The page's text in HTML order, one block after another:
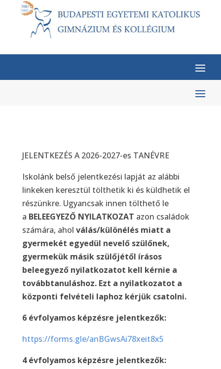
JELENTKEZÉS A 2026-2027-es TANÉVRE
Iskolánk belső jelentkezési lapját az alábbi
linkeken keresztül tölthetik ki és küldhetik el
részünkre. Ugyancsak innen tölthető le
a BELEEGYEZŐ NYILATKOZAT azon családok
számára, ahol válás/különélés miatt a
gyermekét egyedül nevelő szülőnek,
gyermekük másik szülőjétől írásos
beleegyező nyilatkozatot kell kérnie a
továbbtanuláshoz. Ezt a nyilatkozatot a
központi felvételi laphoz kérjük csatolni.
6 évfolyamos képzésre jelentkezők:
https://forms.gle/anBGwsAi78xeit8x5
4 évfolyamos képzésre jelentkezők: